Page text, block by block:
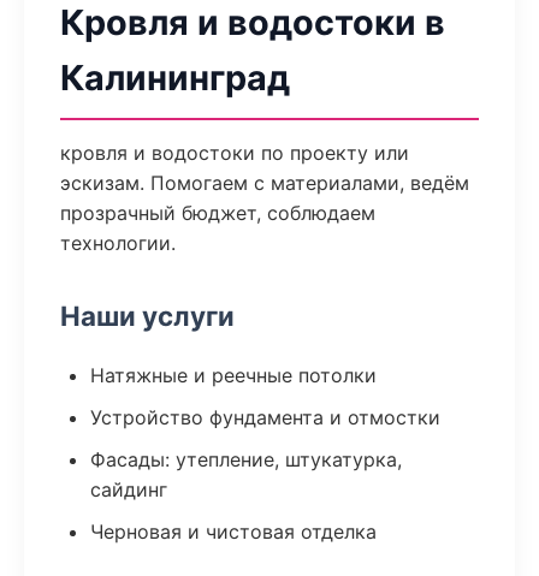
Кровля и водостоки в
Калининград
кровля и водостоки по проекту или
эскизам. Помогаем с материалами, ведём
прозрачный бюджет, соблюдаем
технологии.
Наши услуги
Натяжные и реечные потолки
Устройство фундамента и отмостки
Фасады: утепление, штукатурка,
сайдинг
Черновая и чистовая отделка